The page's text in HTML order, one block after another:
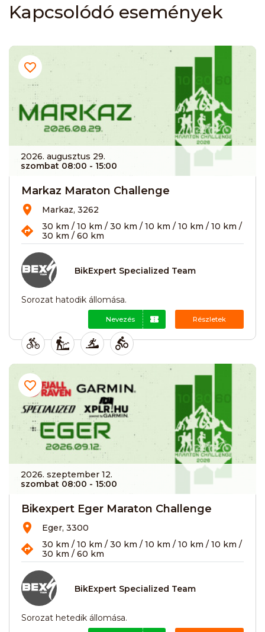
Kapcsolódó események
2026. augusztus 29.
szombat 08:00 - 15:00
Markaz Maraton Challenge
Markaz, 3262
30 km / 10 km / 30 km / 10 km / 10 km / 10 km /
30 km / 60 km
BikExpert Specialized Team
Sorozat hatodik állomása.
Nevezés Részletek
2026. szeptember 12.
szombat 08:00 - 15:00
Bikexpert Eger Maraton Challenge
Eger, 3300
30 km / 10 km / 30 km / 10 km / 10 km / 10 km /
30 km / 60 km
BikExpert Specialized Team
Sorozat hetedik állomása.